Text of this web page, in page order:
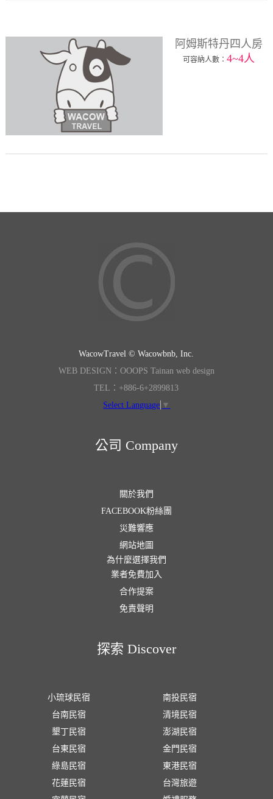
阿姆斯特丹四人房
可容納人數：4~4人
WacowTravel © Wacowbnb, Inc.
WEB DESIGN：OOOPS Tainan web design
TEL：+886-6+2899813
Select Language ▼
公司 Company
關於我們
FACEBOOK粉絲團
災難響應
網站地圖
為什麼選擇我們
業者免費加入
合作提案
免責聲明
探索 Discover
小琉球民宿
台南民宿
墾丁民宿
台東民宿
綠島民宿
花蓮民宿
南投民宿
清境民宿
澎湖民宿
金門民宿
東港民宿
台灣旅遊